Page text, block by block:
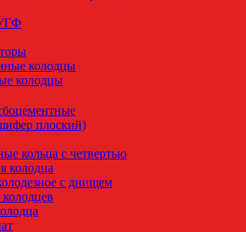
колодцы
плоский)
кольца с четвертью
колодца
с днищем